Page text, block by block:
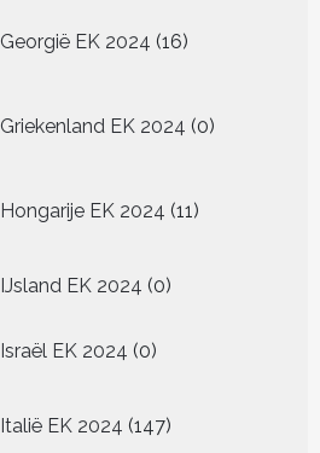
Georgië EK 2024 16
producten
Griekenland EK 2024 0
producten
Hongarije EK 2024 11
producten
IJsland EK 2024 00
Israël EK 2024 00
Italië EK 2024 147
producten